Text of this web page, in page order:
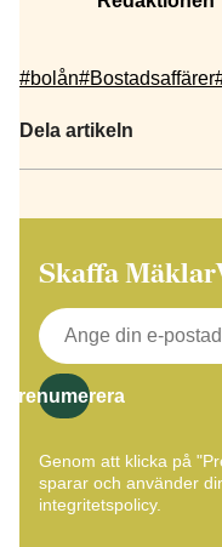
#bolån#Bostadsaffärer
Dela artikeln
Skaffa
Prenumerera
Genom att klicka på
sparar och använder
integritetspolicy.